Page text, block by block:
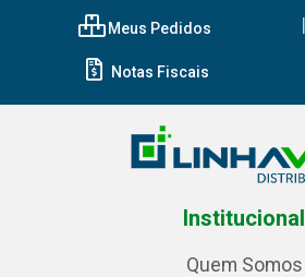
Meus Pedidos
Notas Fiscais
Institucional
Quem Somos